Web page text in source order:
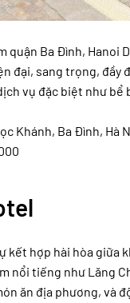
Ba Đình, Hanoi
đại, sang trọng, đầy
vụ đặc biệt như
Khánh, Ba Đình, Hà
kết hợp hài hòa giữa
nổi tiếng như Lăng
ăn địa phương, và